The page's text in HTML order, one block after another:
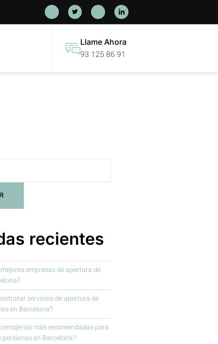
Llame Ahora
93 125 86 91
recientes
empresas de apertura de
servicios de apertura de
en Barcelona?
más recomendadas para
en Barcelona?